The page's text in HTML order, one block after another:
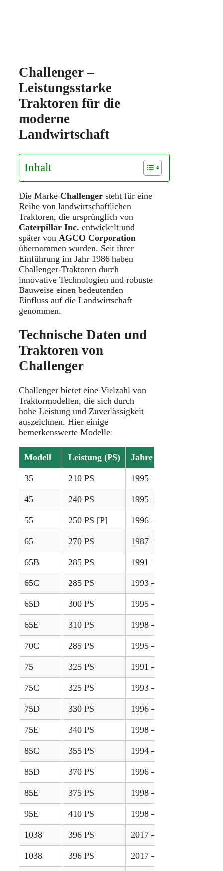
Challenger –
Leistungsstarke
Traktoren für die
moderne
Landwirtschaft
Inhalt
Die Marke Challenger steht für eine
Reihe von landwirtschaftlichen
Traktoren, die ursprünglich von
Caterpillar Inc. entwickelt und
später von AGCO Corporation
übernommen wurden. Seit ihrer
Einführung im Jahr 1986 haben
Challenger-Traktoren durch
innovative Technologien und robuste
Bauweise einen bedeutenden
Einfluss auf die Landwirtschaft
genommen.
Technische Daten und
Traktoren von
Challenger
Challenger bietet eine Vielzahl von
Traktormodellen, die sich durch
hohe Leistung und Zuverlässigkeit
auszeichnen. Hier einige
bemerkenswerte Modelle:
Modell Leistung (PS) Jahre
35 210 PS 1995 – 1998
45 240 PS 1995 – 1998
55 250 PS [P] 1996 – 1998
65 270 PS 1987 – 1990
65B 285 PS 1991 – 1992
65C 285 PS 1993 – 1994
65D 300 PS 1995 – 1997
65E 310 PS 1998 – 2001
70C 285 PS 1995 – 1996
75 325 PS 1991 – 1992
75C 325 PS 1993 – 1996
75D 330 PS 1996 – 1997
75E 340 PS 1998 – 2001
85C 355 PS 1994 – 1996
85D 370 PS 1996 – 1997
85E 375 PS 1998 – 2001
95E 410 PS 1998 – 2001
1038 396 PS 2017 – 2020
1038 396 PS 2017 – 2021